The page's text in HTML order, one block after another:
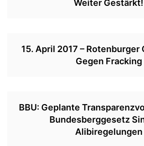
Weiter Gestärkt!
15. April 2017 – Rotenburger
Gegen Fracking
BBU: Geplante
Bundesberggesetz
Alibiregelungen